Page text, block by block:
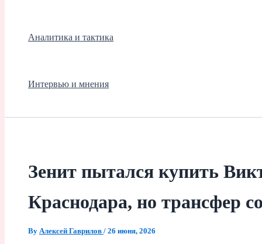
Аналитика и тактика
Интервью и мнения
Зенит пытался купить
Краснодара, но трансфер
By Алексей Гаврилов / 26 июня, 2026